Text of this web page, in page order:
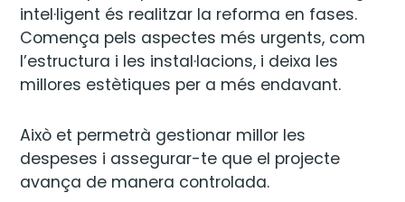
intel·ligent és realitzar la reforma en fases.
Comença pels aspectes més urgents, com
l’estructura i les instal·lacions, i deixa les
millores estètiques per a més endavant.
Això et permetrà gestionar millor les
despeses i assegurar-te que el projecte
avança de manera controlada.